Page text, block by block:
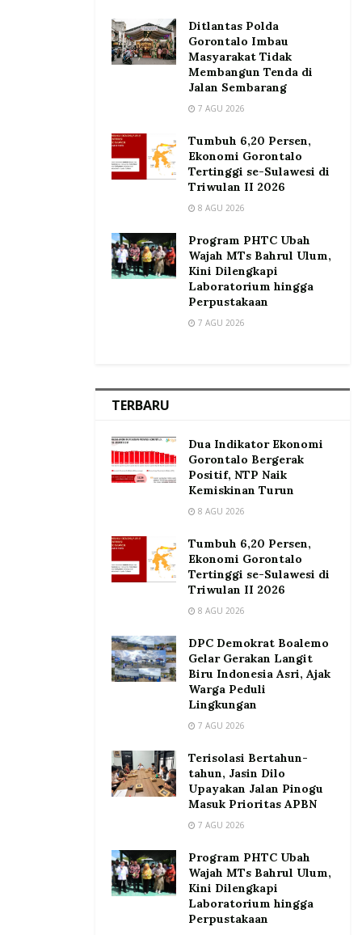
Ditlantas Polda
Gorontalo Imbau
Masyarakat Tidak
Membangun Tenda di
Jalan Sembarang
7 AGU 2026
Tumbuh 6,20 Persen,
Ekonomi Gorontalo
Tertinggi se-Sulawesi di
Triwulan II 2026
8 AGU 2026
Program PHTC Ubah
Wajah MTs Bahrul Ulum,
Kini Dilengkapi
Laboratorium hingga
Perpustakaan
7 AGU 2026
TERBARU
Dua Indikator Ekonomi
Gorontalo Bergerak
Positif, NTP Naik
Kemiskinan Turun
8 AGU 2026
Tumbuh 6,20 Persen,
Ekonomi Gorontalo
Tertinggi se-Sulawesi di
Triwulan II 2026
8 AGU 2026
DPC Demokrat Boalemo
Gelar Gerakan Langit
Biru Indonesia Asri, Ajak
Warga Peduli
Lingkungan
7 AGU 2026
Terisolasi Bertahun-
tahun, Jasin Dilo
Upayakan Jalan Pinogu
Masuk Prioritas APBN
7 AGU 2026
Program PHTC Ubah
Wajah MTs Bahrul Ulum,
Kini Dilengkapi
Laboratorium hingga
Perpustakaan